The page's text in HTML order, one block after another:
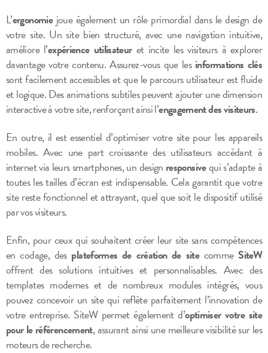
L’ergonomiejoue également un rôle primordial dans le design de
votre site. Un site bien structuré, avec une navigation intuitive,
améliore l’expérience utilisateuret incite les visiteurs à explorer
davantage votre contenu. Assurez-vous que les informations clés
sont facilement accessibles et que le parcours utilisateur est fluide
et logique. Des animations subtiles peuvent ajouter une dimension
interactive à votre site, renforçant ainsi l’engagement des visiteurs.
En outre, il est essentiel d’optimiser votre site pour les appareils
mobiles. Avec une part croissante des utilisateurs accédant à
internet via leurs smartphones, un design responsivequi s’adapte à
toutes les tailles d’écran est indispensable. Cela garantit que votre
site reste fonctionnel et attrayant, quel que soit le dispositif utilisé
par vos visiteurs.
Enfin, pour ceux qui souhaitent créer leur site sans compétences
en codage, des plateformes de création de sitecomme SiteW
offrent des solutions intuitives et personnalisables. Avec des
templates modernes et de nombreux modules intégrés, vous
pouvez concevoir un site qui reflète parfaitement l’innovation de
votre entreprise. SiteW permet également d’optimiser votre site
pour le référencement, assurant ainsi une meilleure visibilité sur les
moteurs de recherche.